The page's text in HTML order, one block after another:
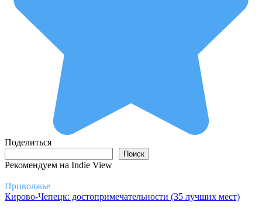
Поделиться
Поиск
Рекомендуем на Indie View
Приволжье
Кирово-Чепецк: достопримечательности (35 лучших мест)